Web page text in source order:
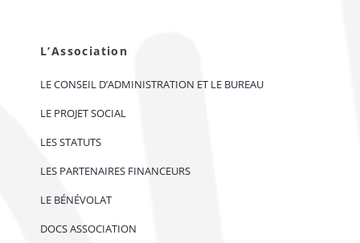
L’Association
LE CONSEIL D’ADMINISTRATION ET LE BUREAU
LE PROJET SOCIAL
LES STATUTS
LES PARTENAIRES FINANCEURS
LE BÉNÉVOLAT
DOCS ASSOCIATION